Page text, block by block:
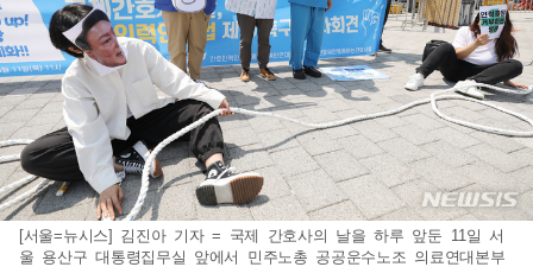
[서울=뉴시스] 김진아 기자 = 국제 간호사의 날을 하루 앞둔 11일 서
울 용산구 대통령집무실 앞에서 민주노총 공공운수노조 의료연대본부